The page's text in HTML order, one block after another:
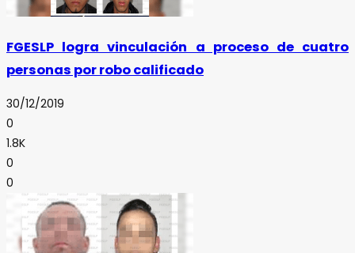
FGESLP logra vinculación a proceso de cuatro
personas por robo calificado
30/12/2019
0
1.8K
0
0